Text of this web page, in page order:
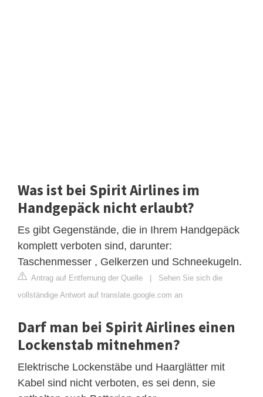
Was ist bei Spirit Airlines im
Handgepäck nicht erlaubt?
Es gibt Gegenstände, die in Ihrem Handgepäck
komplett verboten sind, darunter:
Taschenmesser , Gelkerzen und Schneekugeln.
Antrag auf Entfernung der Quelle | Sehen Sie sich die
vollständige Antwort auf translate.google.com an
Darf man bei Spirit Airlines einen
Lockenstab mitnehmen?
Elektrische Lockenstäbe und Haarglätter mit
Kabel sind nicht verboten, es sei denn, sie